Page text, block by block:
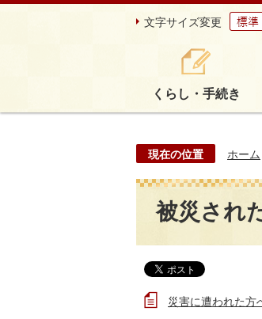
文字サイズ変更
くらし・手続き
現在の位置 ホーム
被災され
災害に遭われた方